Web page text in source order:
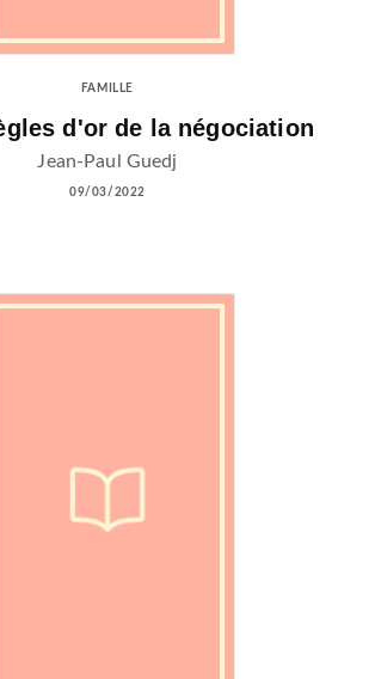
FAMILLE
d'or de la négociation
Jean-Paul Guedj
09/03/2022